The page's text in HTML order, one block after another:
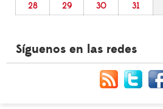
28
29 30 31
Síguenos en las redes